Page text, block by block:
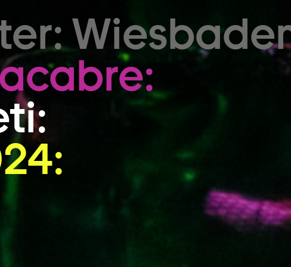
Zum Footer springen